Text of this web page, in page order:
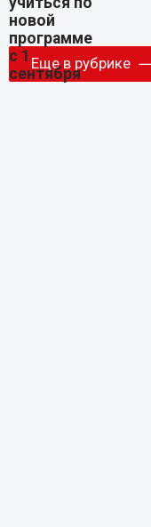
Еще в рубрике